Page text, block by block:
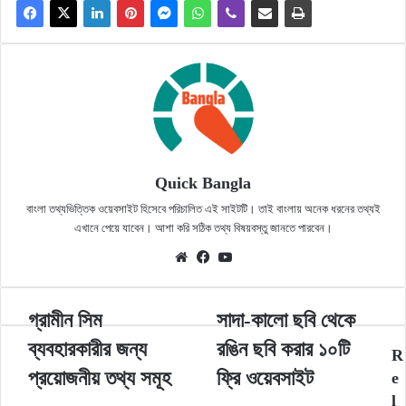
Quick Bangla
বাংলা তথ্যভিত্তিক ওয়েবসাইট হিসেবে পরিচালিত এই সাইটটি। তাই বাংলায় অনেক ধরনের তথ্যই
এখানে পেয়ে যাবেন। আশা করি সঠিক তথ্য বিষয়বস্তু জানতে পারবেন।
WebsiteFacebook
গ্রামীন
সিম
ব্যবহারকারীর
জন্য
প্রয়োজনীয়
গ্রামীন সিম
ব্যবহারকারীর জন্য
প্রয়োজনীয় তথ্য সমূহ
সাদা-
ছবি
থেকে
রঙিন
সাদা-কালো ছবি থেকে
রঙিন ছবি করার ১০টি
ফ্রি ওয়েবসাইট
R
e
l